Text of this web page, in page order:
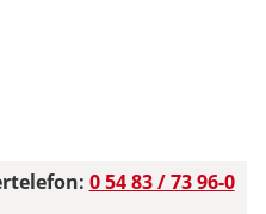
0 54 83 / 73 96-0